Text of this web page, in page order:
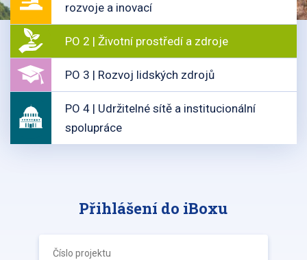
rozvoje a inovací
PO 2 | Životní prostředí a zdroje
PO 3 | Rozvoj lidských zdrojů
PO 4 | Udržitelné sítě a institucionální
spolupráce
Přihlášení do iBoxu